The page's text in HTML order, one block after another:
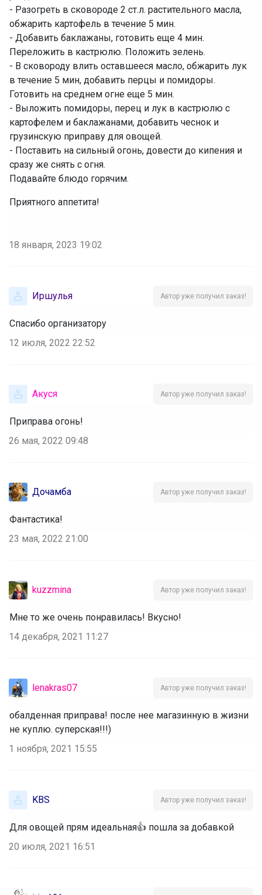
‌- Разогреть в сковороде 2 ст.л. растительного масла,
обжарить картофель в течение 5 мин.
‌- Добавить баклажаны, готовить еще 4 мин.
Переложить в кастрюлю. Положить зелень.
‌- В сковороду влить оставшееся масло, обжарить лук
в течение 5 мин, добавить перцы и помидоры.
Готовить на среднем огне еще 5 мин.
‌- Выложить помидоры, перец и лук в кастрюлю с
картофелем и баклажанами, добавить чеснок и
грузинскую приправу для овощей.
‌- Поставить на сильный огонь, довести до кипения и
сразу же снять с огня.
Подавайте блюдо горячим.
Приятного аппетита!
18 января, 2023 19:02
Иршулья Автор уже получил заказ!
Спасибо организатору
12 июля, 2022 22:52
Акуся Автор уже получил заказ!
Приправа огонь!
26 мая, 2022 09:48
Дочамба Автор уже получил заказ!
Фантастика!
23 мая, 2022 21:00
kuzzmina Автор уже получил заказ!
Мне то же очень понравилась! Вкусно!
14 декабря, 2021 11:27
lenakras07 Автор уже получил заказ!
обалденная приправа! после нее магазинную в жизни
не куплю. суперская!!!)
1 ноября, 2021 15:55
KBS Автор уже получил заказ!
Для овощей прям идеальная👍 пошла за добавкой
20 июля, 2021 16:51